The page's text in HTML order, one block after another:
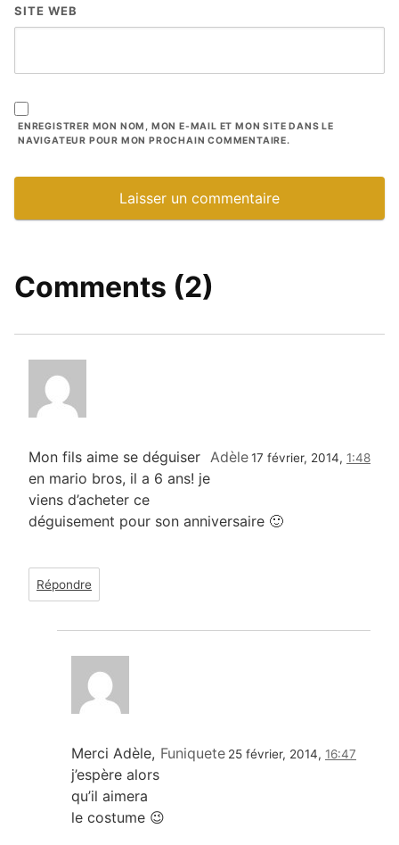
SITE WEB
ENREGISTRER MON NOM, MON E-MAIL ET MON SITE DANS LE
NAVIGATEUR POUR MON PROCHAIN COMMENTAIRE.
Comments (2)
Adèle17 février, 2014, 1:48
Mon fils aime se déguiser
en mario bros, il a 6 ans! je
viens d’acheter ce
déguisement pour son anniversaire 🙂
Répondre
Funiquete 25 février, 2014, 16:47
Merci Adèle,
j’espère alors
qu’il aimera
le costume 😉